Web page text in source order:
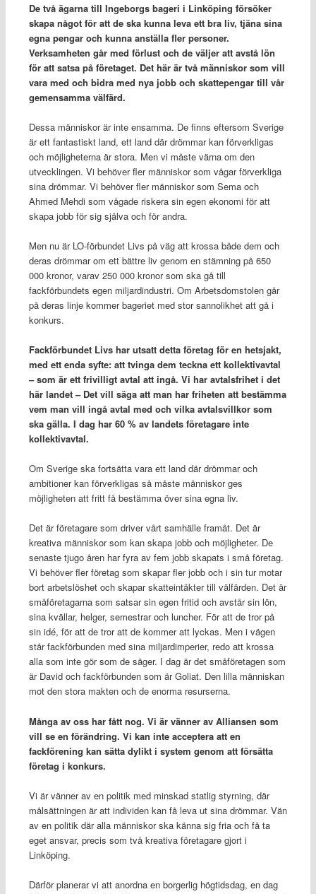
De två ägarna till Ingeborgs bageri i Linköping försöker
skapa något för att de ska kunna leva ett bra liv, tjäna sina
egna pengar och kunna anställa fler personer.
Verksamheten går med förlust och de väljer att avstå lön
för att satsa på företaget. Det här är två människor som vill
vara med och bidra med nya jobb och skattepengar till vår
gemensamma välfärd.
Dessa människor är inte ensamma. De finns eftersom Sverige
är ett fantastiskt land, ett land där drömmar kan förverkligas
och möjligheterna är stora. Men vi måste värna om den
utvecklingen. Vi behöver fler människor som vågar förverkliga
sina drömmar. Vi behöver fler människor som Sema och
Ahmed Mehdi som vågade riskera sin egen ekonomi för att
skapa jobb för sig själva och för andra.
Men nu är LO-förbundet Livs på väg att krossa både dem och
deras drömmar om ett bättre liv genom en stämning på 650
000 kronor, varav 250 000 kronor som ska gå till
fackförbundets egen miljardindustri. Om Arbetsdomstolen går
på deras linje kommer bageriet med stor sannolikhet att gå i
konkurs.
Fackförbundet Livs har utsatt detta företag för en hetsjakt,
med ett enda syfte: att tvinga dem teckna ett kollektivavtal
– som är ett frivilligt avtal att ingå. Vi har avtalsfrihet i det
här landet – Det vill säga att man har friheten att bestämma
vem man vill ingå avtal med och vilka avtalsvillkor som
ska gälla. I dag har 60 % av landets företagare inte
kollektivavtal.
Om Sverige ska fortsätta vara ett land där drömmar och
ambitioner kan förverkligas så måste människor ges
möjligheten att fritt få bestämma över sina egna liv.
Det är företagare som driver vårt samhälle framåt. Det är
kreativa människor som kan skapa jobb och möjligheter. De
senaste tjugo åren har fyra av fem jobb skapats i små företag.
Vi behöver fler företag som skapar fler jobb och i sin tur motar
bort arbetslöshet och skapar skatteintäkter till välfärden. Det är
småföretagarna som satsar sin egen fritid och avstår sin lön,
sina kvällar, helger, semestrar och luncher. För att de tror på
sin idé, för att de tror att de kommer att lyckas. Men i vägen
står fackförbunden med sina miljardimperier, redo att krossa
alla som inte gör som de säger. I dag är det småföretagen som
är David och fackförbunden som är Goliat. Den lilla människan
mot den stora makten och de enorma resurserna.
Många av oss har fått nog. Vi är vänner av Alliansen som
vill se en förändring. Vi kan inte acceptera att en
fackförening kan sätta dylikt i system genom att försätta
företag i konkurs.
Vi är vänner av en politik med minskad statlig styrning, där
målsättningen är att individen kan få leva ut sina drömmar. Vän
av en politik där alla människor ska känna sig fria och få ta
eget ansvar, precis som två kreativa företagare gjort i
Linköping.
Därför planerar vi att anordna en borgerlig högtidsdag, en dag